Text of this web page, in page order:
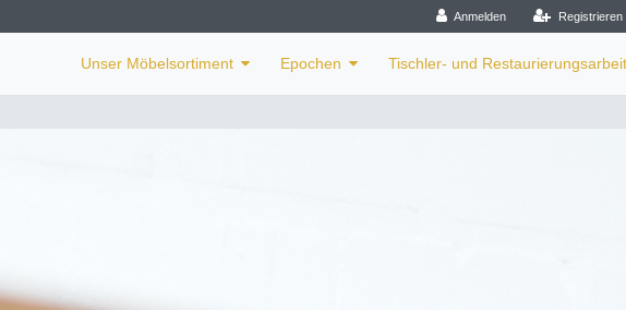
Anmelden Registrieren
Unser Möbelsortiment Epochen Tischler- und